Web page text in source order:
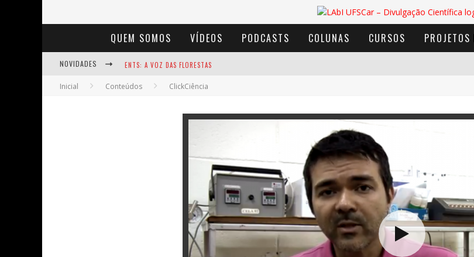
QUEM SOMOS VÍDEOS PODCASTS COLUNAS CURSOS
NOVIDADES ENTS: A VOZ DAS FLORESTAS
NOTÁVEIS: BERTHA LUTZ
BAÚ DE HISTÓRIAS - A JAMAIS IMAGINADA AVENTURA COM OS MOINHOS DE VENTO
Inicial Conteúdos ClickCiência